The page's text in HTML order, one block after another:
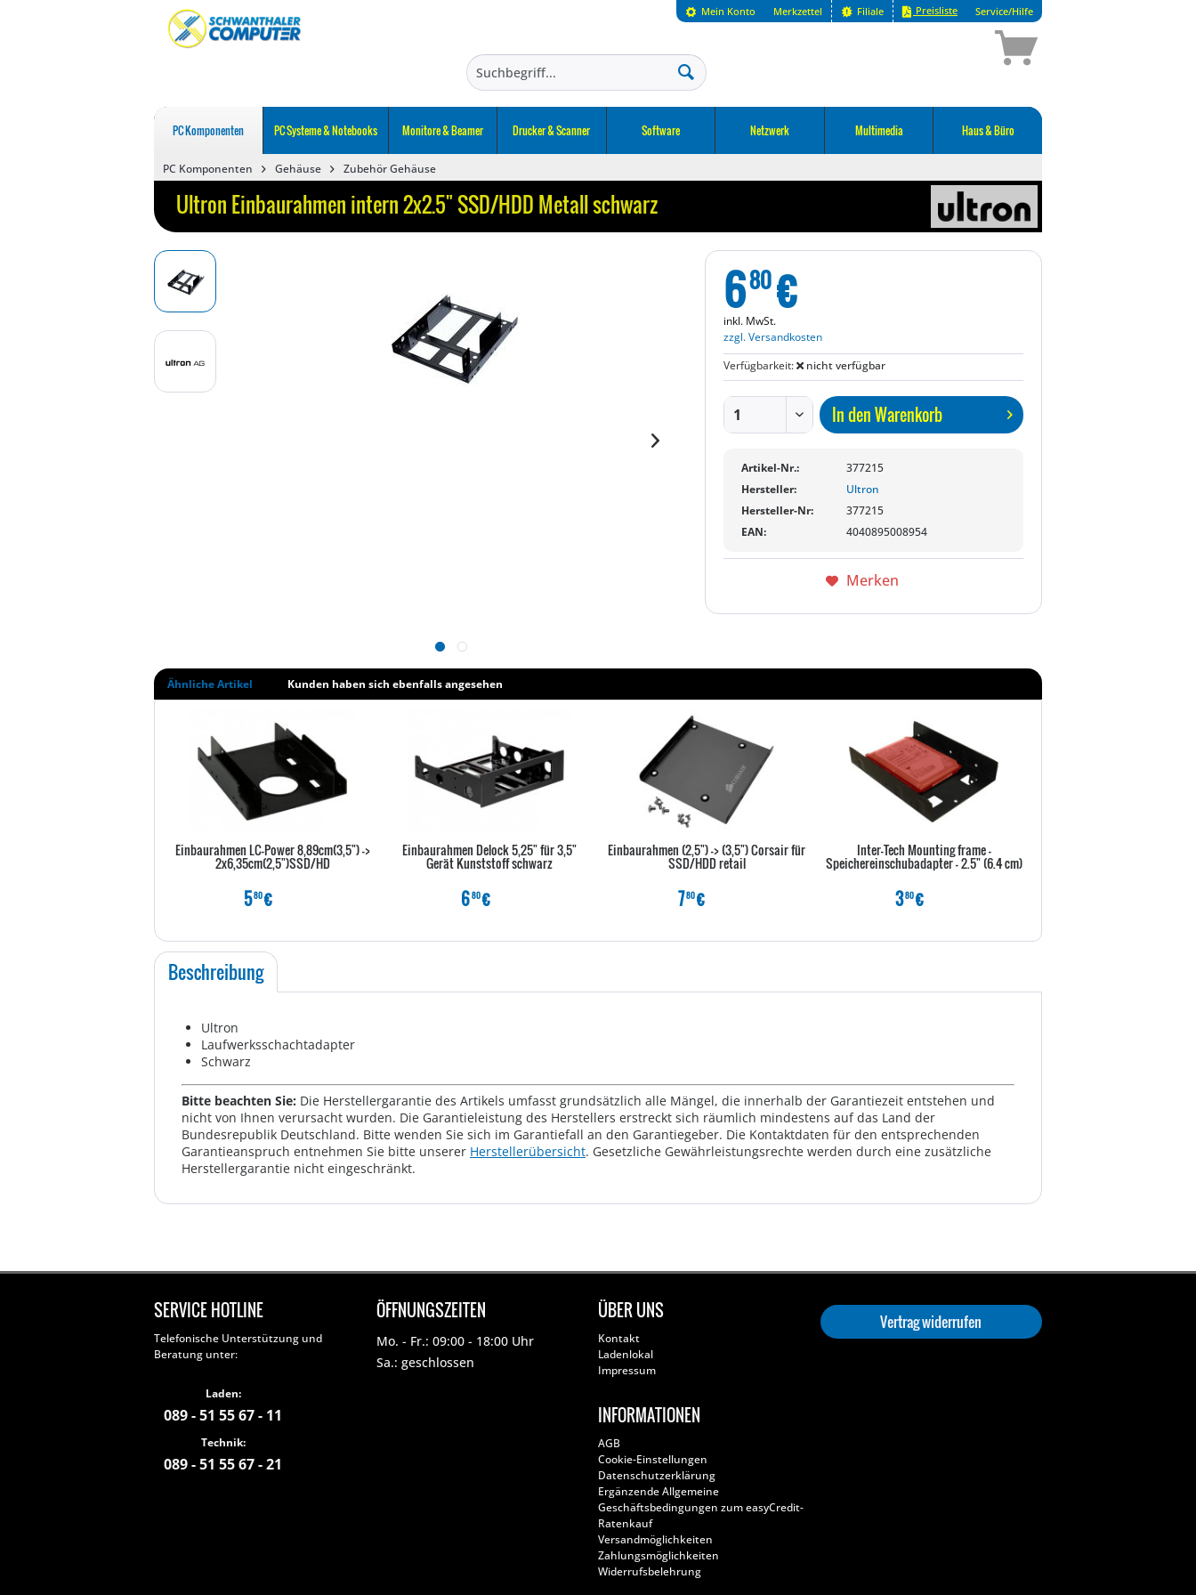
Mein Konto Merkzettel Filiale Preisliste Service/Hilfe
PC Komponenten PC Systeme & Notebooks Monitore & Beamer Drucker & Scanner Software Netzwerk Multimedia Haus & Büro
PC Komponenten Gehäuse Zubehör Gehäuse
Ultron Einbaurahmen intern 2x2.5" SSD/HDD Metall schwarz
680€
inkl. MwSt.
zzgl. Versandkosten
Verfügbarkeit:
nicht verfügbar
In denWarenkorb
Artikel-Nr.:
377215
Hersteller:
Ultron
Hersteller-Nr:
377215
EAN:
4040895008954
Merken
Ähnliche Artikel Kunden haben sich ebenfalls angesehen
Einbaurahmen LC-Power 8,89cm(3,5") ->
2x6,35cm(2,5")SSD/HD
580€
Einbaurahmen Delock 5,25" für 3,5"
Gerät Kunststoff schwarz
680€
Einbaurahmen (2,5") -> (3,5") Corsair für
SSD/HDD retail
780€
Inter-Tech Mounting frame -
Speichereinschubadapter - 2.5" (6.4 cm)
380€
Beschreibung
Ultron
Laufwerksschachtadapter
Schwarz
Bitte beachten Sie: Die Herstellergarantie des Artikels umfasst grundsätzlich alle Mängel, die innerhalb der Garantiezeit entstehen und
nicht von Ihnen verursacht wurden. Die Garantieleistung des Herstellers erstreckt sich räumlich mindestens auf das Land der
Bundesrepublik Deutschland. Bitte wenden Sie sich im Garantiefall an den Garantiegeber. Die Kontaktdaten für den entsprechenden
Garantieanspruch entnehmen Sie bitte unserer Herstellerübersicht. Gesetzliche Gewährleistungsrechte werden durch eine zusätzliche
Herstellergarantie nicht eingeschränkt.
SERVICE HOTLINE
Telefonische Unterstützung und
Beratung unter:
Laden:
089 - 51 55 67 - 11
Technik:
089 - 51 55 67 - 21
ÖFFNUNGSZEITEN
Mo. - Fr.: 09:00 - 18:00 Uhr
Sa.: geschlossen
ÜBER UNS
Kontakt
Ladenlokal
Impressum
INFORMATIONEN
AGB
Cookie-Einstellungen
Datenschutzerklärung
Ergänzende Allgemeine
Geschäftsbedingungen zum easyCredit-
Ratenkauf
Versandmöglichkeiten
Zahlungsmöglichkeiten
Widerrufsbelehrung
Vertrag widerrufen